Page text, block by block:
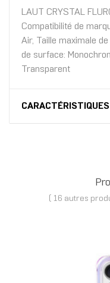
LAUT CRYSTAL
Compatibilité de
Air, Taille maximale
de surface:
Transparent
( 16 autres